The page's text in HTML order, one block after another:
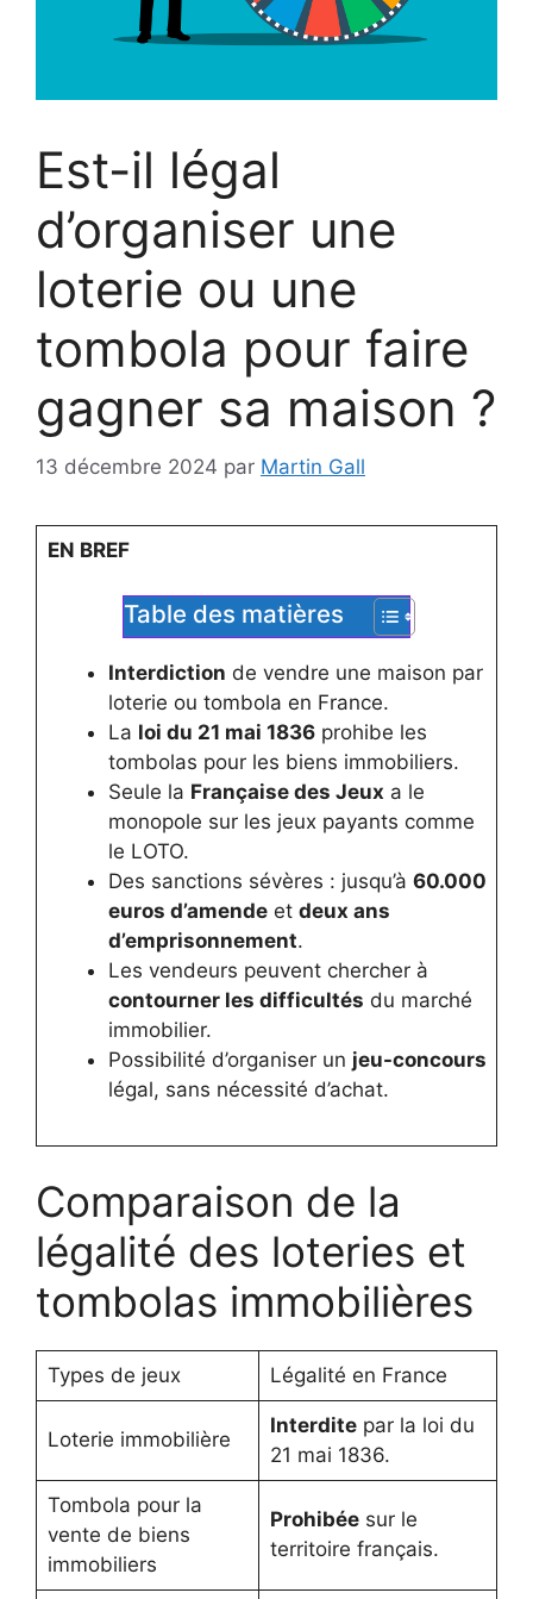
Est-il légal
d’organiser une
loterie ou une
tombola pour faire
gagner sa maison ?
13 décembre 2024 par Martin Gall
EN BREF
Table des matières
Interdiction de vendre une maison par
loterie ou tombola en France.
La loi du 21 mai 1836prohibe les
tombolas pour les biens immobiliers.
Seule la Française des Jeux a le
monopole sur les jeux payants comme
le LOTO.
Des sanctions sévères : jusqu’à 60.000
euros d’amendeet deux ans
d’emprisonnement.
Les vendeurs peuvent chercher à
contourner les difficultés du marché
immobilier.
Possibilité d’organiser un jeu-concours
légal, sans nécessité d’achat.
Comparaison de la
légalité des loteries et
tombolas immobilières
Types de jeux Légalité en France
Loterie immobilière
Interditepar la loi du
21 mai 1836.
Tombola pour la
vente de biens
immobiliers
Prohibéesur le
territoire français.